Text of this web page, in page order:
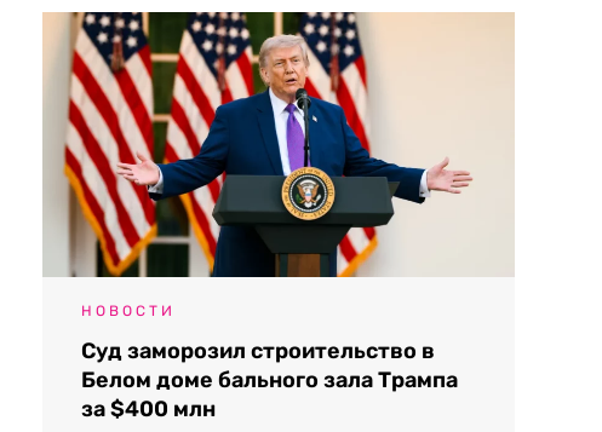
НОВОСТИ
Суд заморозил строительство в
Белом доме бального зала Трампа
за $400 млн